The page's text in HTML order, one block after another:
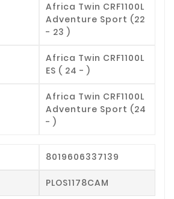
Africa Twin CRF1100L
Adventure Sport (22
- 23 )
Africa Twin CRF1100L
ES ( 24 - )
Africa Twin CRF1100L
Adventure Sport (24
- )
8019606337139
PLOS1178CAM